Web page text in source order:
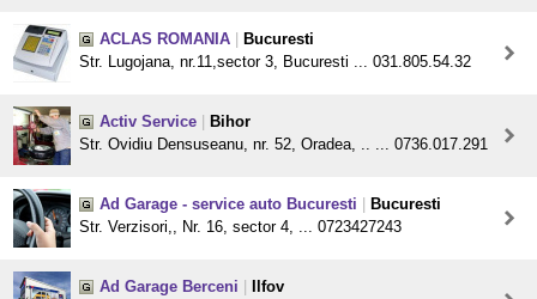
ACLAS ROMANIA
Bucuresti
Str. Lugojana, nr.11,sector 3, Bucuresti ... 031.805.54.32
Activ Service
Bihor
Str. Ovidiu Densuseanu, nr. 52, Oradea, .. ... 0736.017.291
Ad Garage - service auto Bucuresti
Bucuresti
Str. Verzisori,, Nr. 16, sector 4, ... 0723427243
Ad Garage Berceni
Ilfov